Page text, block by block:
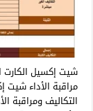
شيت إكسيل الكارت
مراقبة الأداء شيت
التكاليف ومراقبة